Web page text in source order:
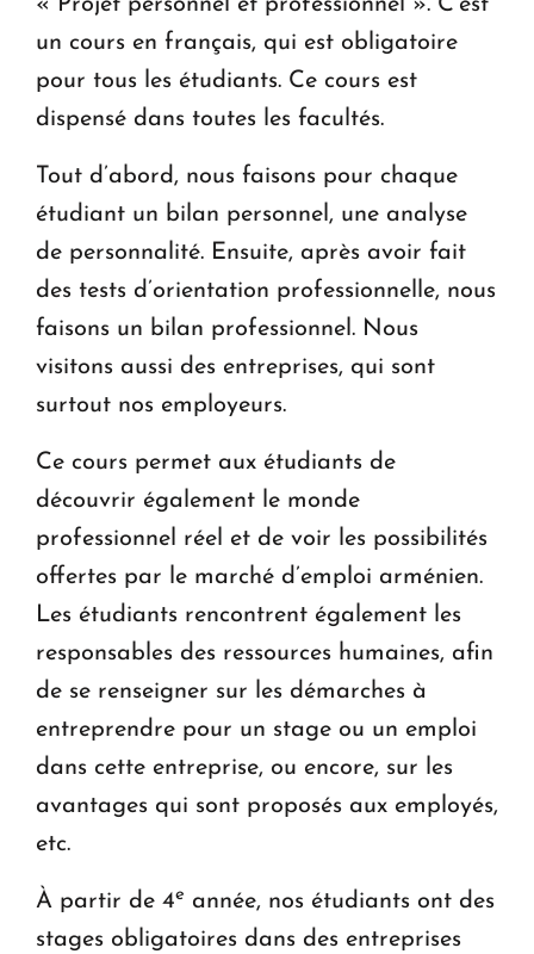
« Projet personnel et professionnel ». C’est
un cours en français, qui est obligatoire
pour tous les étudiants. Ce cours est
dispensé dans toutes les facultés.
Tout d’abord, nous faisons pour chaque
étudiant un bilan personnel, une analyse
de personnalité. Ensuite, après avoir fait
des tests d’orientation professionnelle, nous
faisons un bilan professionnel. Nous
visitons aussi des entreprises, qui sont
surtout nos employeurs.
Ce cours permet aux étudiants de
découvrir également le monde
professionnel réel et de voir les possibilités
offertes par le marché d’emploi arménien.
Les étudiants rencontrent également les
responsables des ressources humaines, afin
de se renseigner sur les démarches à
entreprendre pour un stage ou un emploi
dans cette entreprise, ou encore, sur les
avantages qui sont proposés aux employés,
etc.
À partir de 4e année, nos étudiants ont des
stages obligatoires dans des entreprises